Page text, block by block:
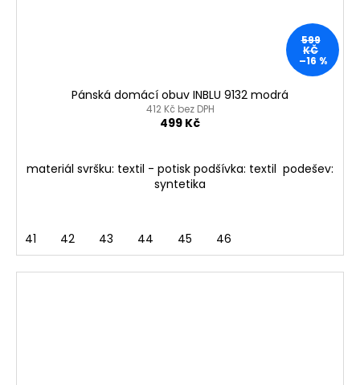
599
KČ
–16 %
Pánská domácí obuv INBLU 9132 modrá
412 Kč bez DPH
499 Kč
materiál svršku: textil - potisk podšívka: textil podešev:
syntetika
41 42 43 44 45 46